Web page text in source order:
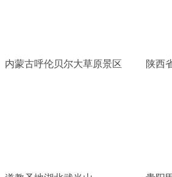
内蒙古呼伦贝尔大草原景区 陕西